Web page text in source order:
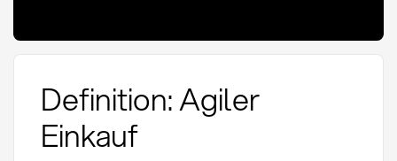
Definition: Agiler
Einkauf